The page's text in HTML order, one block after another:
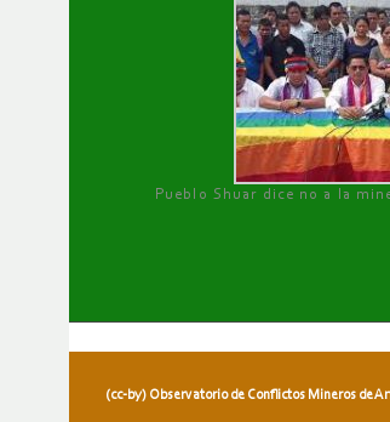
Pueblo Shuar dice no a la
(cc-by) Observatorio de Conflictos Mineros de